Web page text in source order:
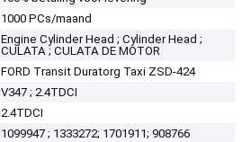
1000 PCs/maand
Engine Cylinder Head ; Cylinder Head ;
CULATA ; CULATA DE MOTOR
FORD Transit Duratorg Taxi ZSD-424
V347 ; 2.4TDCI
2.4TDCI
1099947 ; 1333272; 1701911; 908766